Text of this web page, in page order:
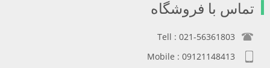
تماس با فروشگاه
Tell : 021-56361803
Mobile : 09121148413